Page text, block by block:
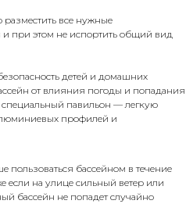
все нужные
при этом не испортить общий вид
детей и домашних
от влияния погоды и попадания
павильон — легкую
профилей и
бассейном в течение
если на улице сильный ветер или
бассейн не попадет случайно